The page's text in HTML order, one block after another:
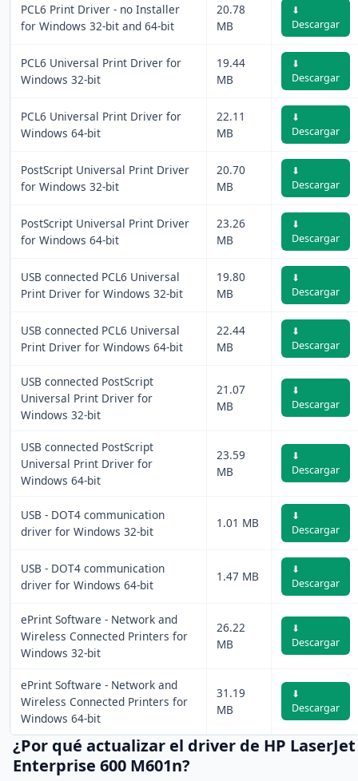
PCL6 Print Driver - no Installer
for Windows 32-bit and 64-bit
20.78
MB
⬇
Descargar
PCL6 Universal Print Driver for
Windows 32-bit
19.44
MB
⬇
Descargar
PCL6 Universal Print Driver for
Windows 64-bit
22.11
MB
⬇
Descargar
PostScript Universal Print Driver
for Windows 32-bit
20.70
MB
⬇
Descargar
PostScript Universal Print Driver
for Windows 64-bit
23.26
MB
⬇
Descargar
USB connected PCL6 Universal
Print Driver for Windows 32-bit
19.80
MB
⬇
Descargar
USB connected PCL6 Universal
Print Driver for Windows 64-bit
22.44
MB
⬇
Descargar
USB connected PostScript
Universal Print Driver for
Windows 32-bit
21.07
MB
⬇
Descargar
USB connected PostScript
Universal Print Driver for
Windows 64-bit
23.59
MB
⬇
Descargar
USB - DOT4 communication
driver for Windows 32-bit
1.01 MB
⬇
Descargar
USB - DOT4 communication
driver for Windows 64-bit
1.47 MB
⬇
Descargar
ePrint Software - Network and
Wireless Connected Printers for
Windows 32-bit
26.22
MB
⬇
Descargar
ePrint Software - Network and
Wireless Connected Printers for
Windows 64-bit
31.19
MB
⬇
Descargar
¿Por qué actualizar el driver de HP LaserJet
Enterprise 600 M601n?